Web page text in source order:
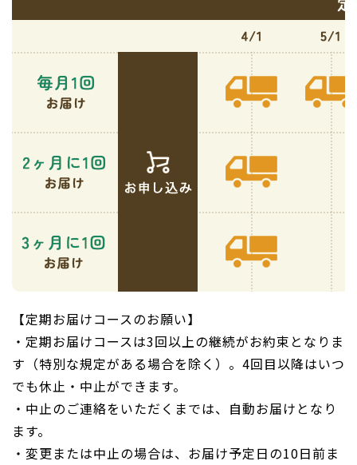
【定期お届けコースのお願い】
・定期お届けコースは3回以上の継続がお約束となりま
す（特別な規定がある場合を除く）。4回目以降はいつ
でも休止・中止ができます。
・中止のご連絡をいただくまでは、自動お届けとなり
ます。
・変更または中止の場合は、お届け予定日の10日前ま